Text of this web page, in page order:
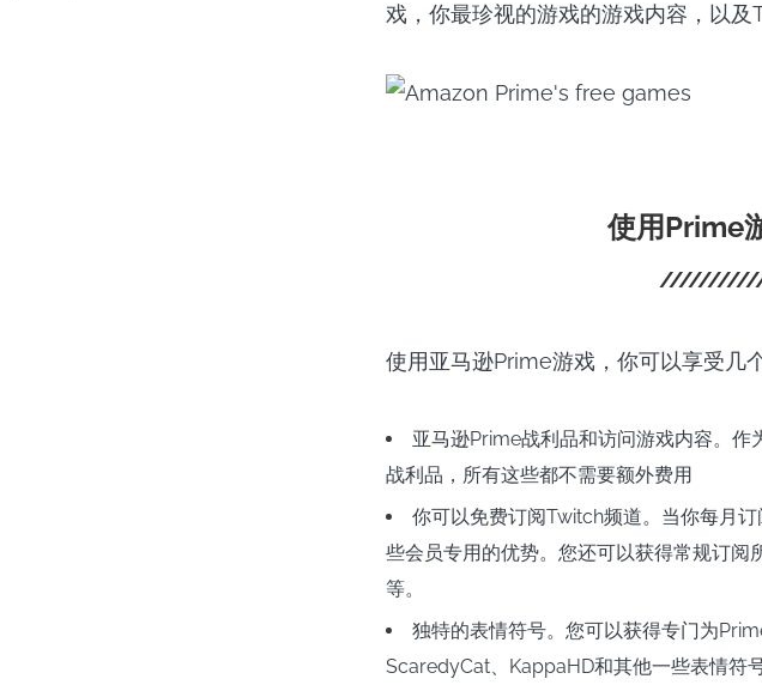
戏，你最珍视的游戏的游戏内容，以及
使用Prime
使用亚马逊Prime游戏，你可以享受几
亚马逊Prime战利品和访问游戏内容。
战利品，所有这些都不需要额外费用
你可以免费订阅Twitch频道。当你每月
些会员专用的优势。您还可以获得常规订
等。
独特的表情符号。您可以获得专门为
ScaredyCat、KappaHD和其他一些表情符号